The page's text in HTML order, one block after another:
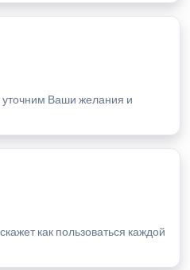
Ваши желания и
как пользоваться каждой